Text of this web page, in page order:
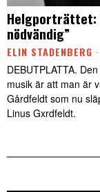
Helgporträttet:
nödvändig”
ELIN STADENBERG
DEBUTPLATTA.
musik är att man är
Gårdfeldt som nu
Linus Gxrdfeldt.